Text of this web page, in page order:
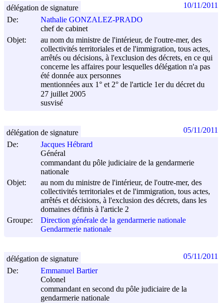
De:
Nathalie GONZALEZ-PRADO
chef de cabinet
Objet:
au nom du ministre de l'intérieur, de l'outre-mer, des
collectivités territoriales et de l'immigration, tous actes,
arrêtés ou décisions, à l'exclusion des décrets, en ce qui
concerne les affaires pour lesquelles délégation n'a pas
été donnée aux personnes
mentionnées aux 1° et 2° de l'article 1er du décret du
27 juillet 2005
susvisé
délégation de signature 10/11/2011
De:
Jacques Hébrard
Général
commandant du pôle judiciaire de la gendarmerie
nationale
Objet:
au nom du ministre de l'intérieur, de l'outre-mer, des
collectivités territoriales et de l'immigration, tous actes,
arrêtés et décisions, à l'exclusion des décrets, dans les
domaines définis à l'article 2
Groupe:
Direction générale de la gendarmerie nationale
Gendarmerie nationale
délégation de signature 05/11/2011
De:
Emmanuel Bartier
Colonel
commandant en second du pôle judiciaire de la
gendarmerie nationale
délégation de signature 05/11/2011